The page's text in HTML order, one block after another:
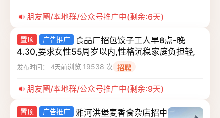
朋友圈/本地群/公众号推广中(剩余:6天)
置顶 广告推广
食品厂招包饺子工人早8点-晚
4.30,要求女性55周岁以内,性格沉稳家庭负担轻,
发布时间： 4天前浏览 19538 次 招聘
朋友圈/本地群/公众号推广中(剩余:9天)
置顶 广告推广
雅河洪堡麦香食杂店招中